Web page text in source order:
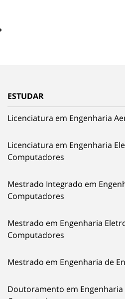
ESTUDAR
Licenciatura em Engenharia
Licenciatura em Engenharia
Computadores
Mestrado Integrado em
Computadores
Mestrado em Engenharia
Computadores
Mestrado em Engenharia de
Doutoramento em